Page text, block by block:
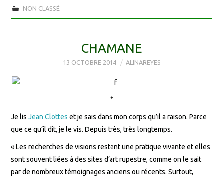
NON CLASSÉ
CHAMANE
13 OCTOBRE 2014 ALINAREYES
*
Je lisJean Clottes et je sais dans mon corps qu’il a raison. Parce
que ce qu’il dit, je le vis. Depuis très, très longtemps.
« Les recherches de visions restent une pratique vivante et elles
sont souvent liées à des sites d’art rupestre, comme on le sait
par de nombreux témoignages anciens ou récents. Surtout,